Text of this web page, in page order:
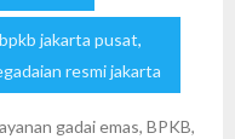
jakarta pusat,
resmi jakarta
gadai emas, BPKB,